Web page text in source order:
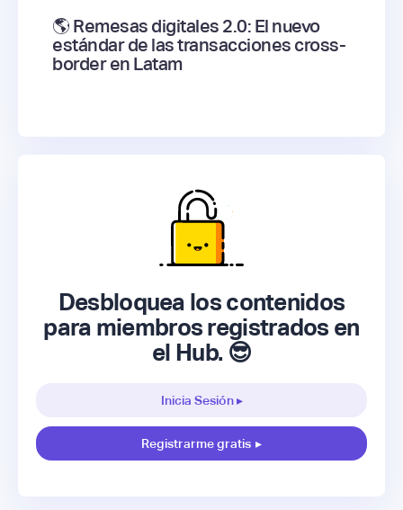
🌎 Remesas digitales 2.0: El nuevo
estándar de las transacciones cross-
border en Latam
Desbloquea los contenidos
para miembros registrados en
el Hub. 😎
Inicia Sesión ▸
Registrarme gratis ▸